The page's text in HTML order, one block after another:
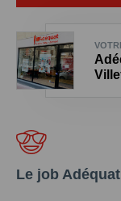
Le job Adéquat